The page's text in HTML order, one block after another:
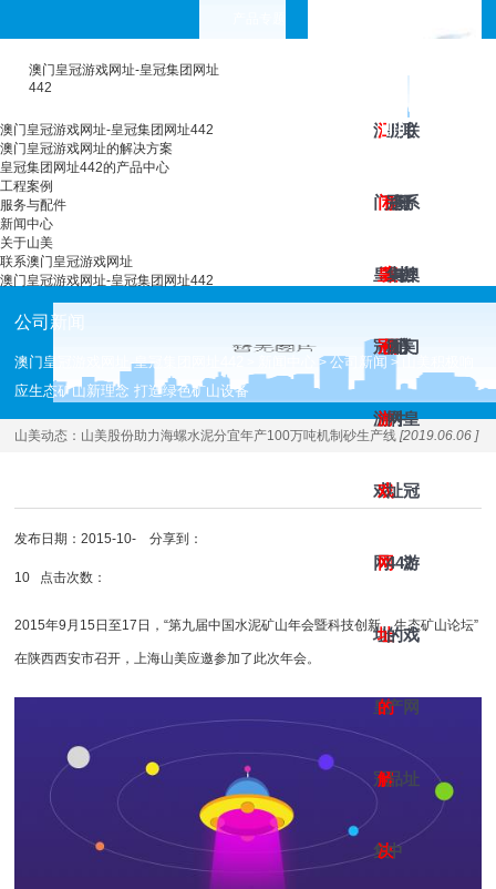
澳门皇冠游戏网址-皇冠集团网址
442
澳
门
皇
冠
游
戏
网
址-
皇
冠
集
澳
门
皇
冠
游
戏
网
址
的
解
决
工
程
案
例
皇
冠
集
团
网
址
442
的
产
品
中
服
务
与
配
件
新
闻
中
心
关
于
山
美
联
系
澳
门
皇
冠
游
戏
网
址
澳门皇冠游戏网址-皇冠集团网址442
澳门皇冠游戏网址的解决方案
皇冠集团网址442的产品中心
工程案例
服务与配件
新闻中心
关于山美
联系澳门皇冠游戏网址
澳门皇冠游戏网址-皇冠集团网址442
公司新闻
澳门皇冠游戏网址-皇冠集团网址442 >公司新闻 >
应生态矿山新理念 打造绿色矿山设备
山美动态： 山美股份助力海螺水泥分宜年产100万吨机制砂生产线 [2019.06.06 ]
分享到：
发布日期：2015-10-
10 点击次数：
2015年9月15日至17日，“第九届中国水泥矿山年会暨科技创新、生态矿山论坛”
在陕西西安市召开，上海山美应邀参加了此次年会。